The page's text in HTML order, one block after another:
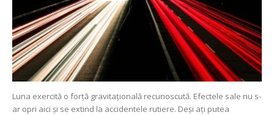
Luna exercită o forță gravitațională recunoscută. Efectele sale nu s-
ar opri aici și se extind la accidentele rutiere. Deși ați putea